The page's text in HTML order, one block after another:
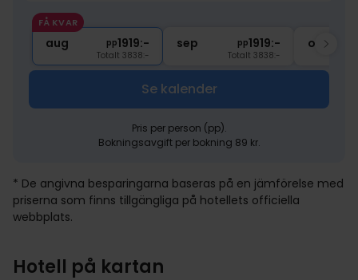
FÅ KVAR
aug pp1919:-
Totalt 3838:-
sep pp1919:-
Totalt 3838:-
okt
Se kalender
Pris per person (pp).
Bokningsavgift per bokning 89 kr.
* De angivna besparingarna baseras på en jämförelse med
priserna som finns tillgängliga på hotellets officiella
webbplats.
Hotell på kartan